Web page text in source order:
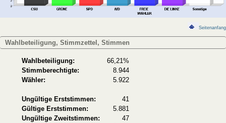
Seitenanfang
Wahlbeteiligung, Stimmzettel, Stimmen
Wahlbeteiligung:
66,21%
Stimmberechtigte:
8.944
Wähler:
5.922
Ungültige Erststimmen:
41
Gültige Erststimmen:
5.881
Ungültige Zweitstimmen:
47